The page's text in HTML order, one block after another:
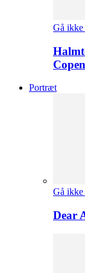
Gå
Portræt
Gå
Dear